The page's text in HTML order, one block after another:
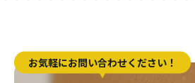
お気軽にお問い合わせください！